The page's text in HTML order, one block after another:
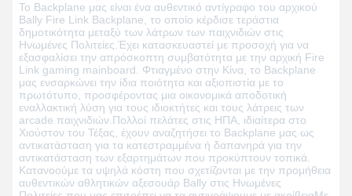
Το Backplane μας είναι ένα αυθεντικό αντίγραφο του αρχικού
Bally Fire Link Backplane, το οποίο κέρδισε τεράστια
δημοτικότητα μεταξύ των λάτρων των παιχνιδιών στις
Ηνωμένες Πολιτείες.Έχει κατασκευαστεί με προσοχή για να
εξασφαλίσει την απρόσκοπτη συμβατότητα με την αρχική Fire
Link gaming mainboard.
Φτιαγμένο στην Κίνα, το Backplane
μας ενσαρκώνει την ίδια ποιότητα και αξιοπιστία με το
πρωτότυπο, προσφέροντας μια οικονομικά αποδοτική
εναλλακτική λύση για τους ιδιοκτήτες και τους λάτρεις των
arcade παιχνιδιών.Πολλοί πελάτες στις ΗΠΑ, ιδιαίτερα στο
Χιούστον του Τέξας, έχουν αναζητήσει το Backplane μας ως
αντικατάσταση για τα κατεστραμμένα ή δαπανηρά για την
αντικατάσταση των εξαρτημάτων που προκύπτουν τοπικά.
Κατανοούμε τα υψηλά κόστη που σχετίζονται με την προμήθεια
αυθεντικών αθλητικών αξεσουάρ Bally στις Ηνωμένες